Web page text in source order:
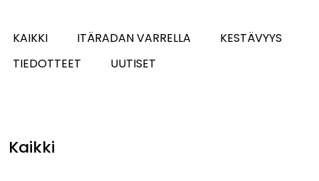
KAIKKI ITÄRADAN VARRELLA
KESTÄVYYS
TIEDOTTEET
UUTISET
Kaikki